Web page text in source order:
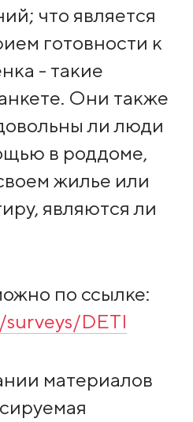
что является
готовности к
- такие
Они также
ли люди
в роддоме,
жилье или
являются ли
по ссылке:
DETI
материалов